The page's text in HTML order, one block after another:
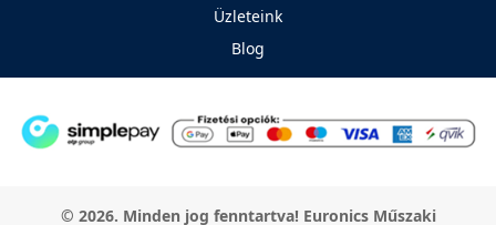
Üzleteink
Blog
© 2026. Minden jog fenntartva! Euronics Műszaki